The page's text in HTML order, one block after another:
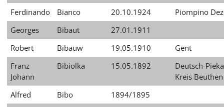
Ferdinando
Bianco 20.10.1924
Piompino
Georges
Bibaut
27.01.1911
Robert
Bibauw 19.05.1910
Gent
Franz
Johann
Bibiolka 15.05.1892
Deutsch-
Kreis Beuthen
Alfred
Bibo
1894/1895